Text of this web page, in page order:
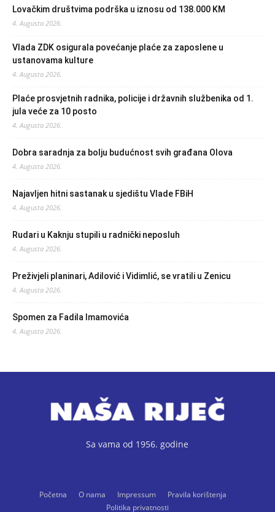
Lovačkim društvima podrška u iznosu od 138.000 KM
4. Augusta 2026.
Vlada ZDK osigurala povećanje plaće za zaposlene u
ustanovama kulture
4. Augusta 2026.
Plaće prosvjetnih radnika, policije i državnih službenika od 1.
jula veće za 10 posto
4. Augusta 2026.
Dobra saradnja za bolju budućnost svih građana Olova
4. Augusta 2026.
Najavljen hitni sastanak u sjedištu Vlade FBiH
4. Augusta 2026.
Rudari u Kaknju stupili u radnički neposluh
4. Augusta 2026.
Preživjeli planinari, Adilović i Vidimlić, se vratili u Zenicu
4. Augusta 2026.
Spomen za Fadila Imamovića
4. Augusta 2026.
Sa vama od 1956. godine
Početna O nama Impressum
Pravila korištenja
Politika privatnosti